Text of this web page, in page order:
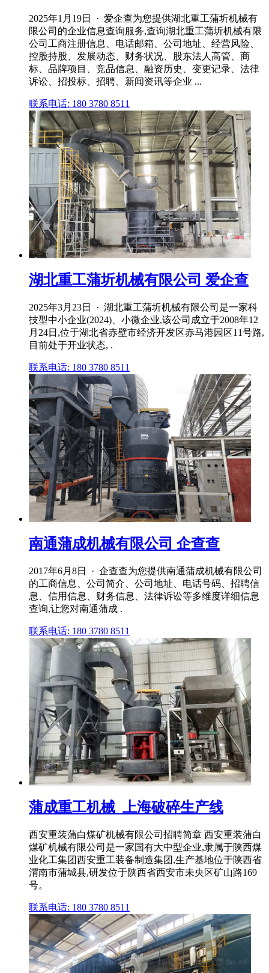
2025年1月19日 · 爱企查为您提供湖北重工蒲圻机械有
限公司的企业信息查询服务,查询湖北重工蒲圻机械有限
公司工商注册信息、电话邮箱、公司地址、经营风险、
控股持股、发展动态、财务状况、股东法人高管、商
标、品牌项目、竞品信息、融资历史、变更记录、法律
诉讼、招投标、招聘、新闻资讯等企业 ...
联系电话: 180 3780 8511
湖北重工蒲圻机械有限公司 爱企查
2025年3月23日 · 湖北重工蒲圻机械有限公司是一家科
技型中小企业(2024)、小微企业,该公司成立于2008年12
月24日,位于湖北省赤壁市经济开发区赤马港园区11号路,
目前处于开业状态, .
联系电话: 180 3780 8511
南通蒲成机械有限公司 企查查
2017年6月8日 · 企查查为您提供南通蒲成机械有限公司
的工商信息、公司简介、公司地址、电话号码、招聘信
息、信用信息、财务信息、法律诉讼等多维度详细信息
查询,让您对南通蒲成 .
联系电话: 180 3780 8511
蒲成重工机械_上海破碎生产线
西安重装蒲白煤矿机械有限公司招聘简章 西安重装蒲白
煤矿机械有限公司是一家国有大中型企业,隶属于陕西煤
业化工集团西安重工装备制造集团,生产基地位于陕西省
渭南市蒲城县,研发位于陕西省西安市未央区矿山路169
号。
联系电话: 180 3780 8511